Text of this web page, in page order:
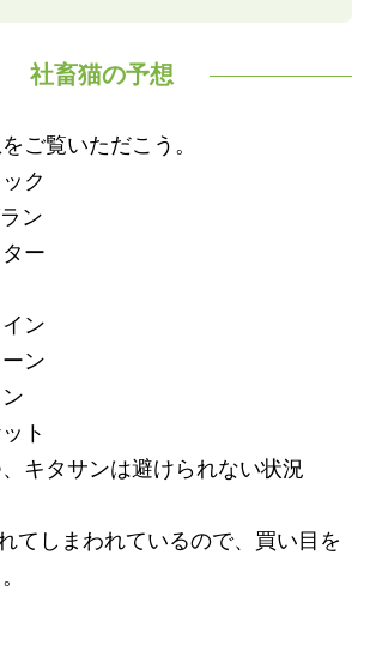
社畜猫の予想
ご覧いただこう。
ク
ン
ー
ン
ン
ト
キタサンは避けられない状況
てしまわれているので、買い目を